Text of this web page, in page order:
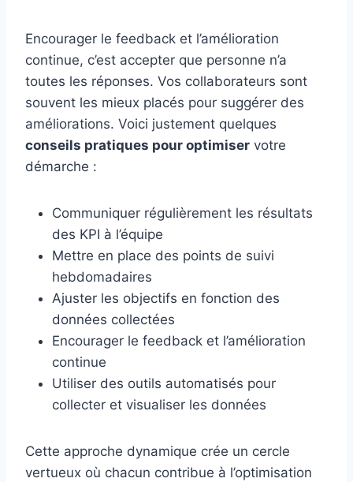
Encourager le feedback et l’amélioration
continue, c’est accepter que personne n’a
toutes les réponses. Vos collaborateurs sont
souvent les mieux placés pour suggérer des
améliorations. Voici justement quelques
conseils pratiques pour optimiser votre
démarche :
Communiquer régulièrement les résultats
des KPI à l’équipe
Mettre en place des points de suivi
hebdomadaires
Ajuster les objectifs en fonction des
données collectées
Encourager le feedback et l’amélioration
continue
Utiliser des outils automatisés pour
collecter et visualiser les données
Cette approche dynamique crée un cercle
vertueux où chacun contribue à l’optimisation